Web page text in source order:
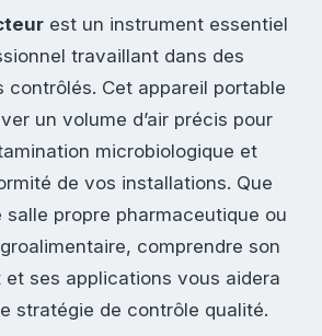
est un instrument essentiel
travaillant dans des
contrôlés. Cet appareil portable
un volume d’air précis pour
microbiologique et
de vos installations. Que
salle propre pharmaceutique ou
comprendre son
ses applications vous aidera
stratégie de contrôle qualité.